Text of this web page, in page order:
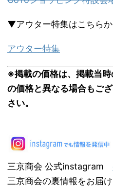
▼アウター特集はこちらか
アウター特集
※掲載の価格は、掲載当
の価格と異なる場合もご
さい。
三京商会 公式instagram
三京商会の裏情報をお届け